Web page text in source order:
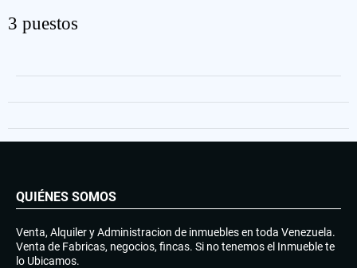
3 puestos
QUIÉNES SOMOS
Venta, Alquiler y Administracion de inmuebles en toda Venezuela.
Venta de Fabricas, negocios, fincas. Si no tenemos el Inmueble te
lo Ubicamos.